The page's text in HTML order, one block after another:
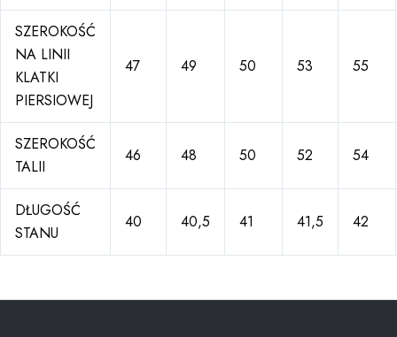
SZEROKOŚĆ
NA LINII
KLATKI
PIERSIOWEJ
47 49 50 53 55
SZEROKOŚĆ
TALII
46 48 50 52 54
DŁUGOŚĆ
STANU
40 40,5 41 41,5 42